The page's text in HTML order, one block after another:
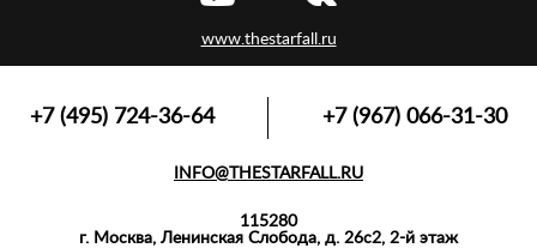
www.thestarfall.ru
+7 (495) 724-36-64 +7 (967) 066-31-30
INFO@THESTARFALL.RU
115280
г. Москва, Ленинская Слобода, д. 26с2, 2-й этаж